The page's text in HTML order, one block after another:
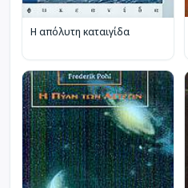
Η απόλυτη καταιγίδα